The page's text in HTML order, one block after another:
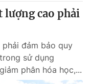
lượng cao phải
đảm bảo quy
sử dụng
phân hóa học,...